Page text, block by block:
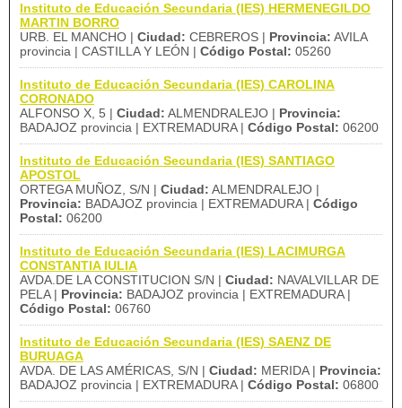
Instituto de Educación Secundaria (IES) HERMENEGILDO
MARTIN BORRO
URB. EL MANCHO | Ciudad: CEBREROS | Provincia: AVILA
provincia | CASTILLA Y LEÓN | Código Postal: 05260
Instituto de Educación Secundaria (IES) CAROLINA
CORONADO
ALFONSO X, 5 | Ciudad: ALMENDRALEJO | Provincia:
BADAJOZ provincia | EXTREMADURA | Código Postal: 06200
Instituto de Educación Secundaria (IES) SANTIAGO
APOSTOL
ORTEGA MUÑOZ, S/N | Ciudad: ALMENDRALEJO |
Provincia: BADAJOZ provincia | EXTREMADURA | Código
Postal: 06200
Instituto de Educación Secundaria (IES) LACIMURGA
CONSTANTIA IULIA
AVDA.DE LA CONSTITUCION S/N | Ciudad: NAVALVILLAR DE
PELA | Provincia: BADAJOZ provincia | EXTREMADURA |
Código Postal: 06760
Instituto de Educación Secundaria (IES) SAENZ DE
BURUAGA
AVDA. DE LAS AMÉRICAS, S/N | Ciudad: MERIDA | Provincia:
BADAJOZ provincia | EXTREMADURA | Código Postal: 06800